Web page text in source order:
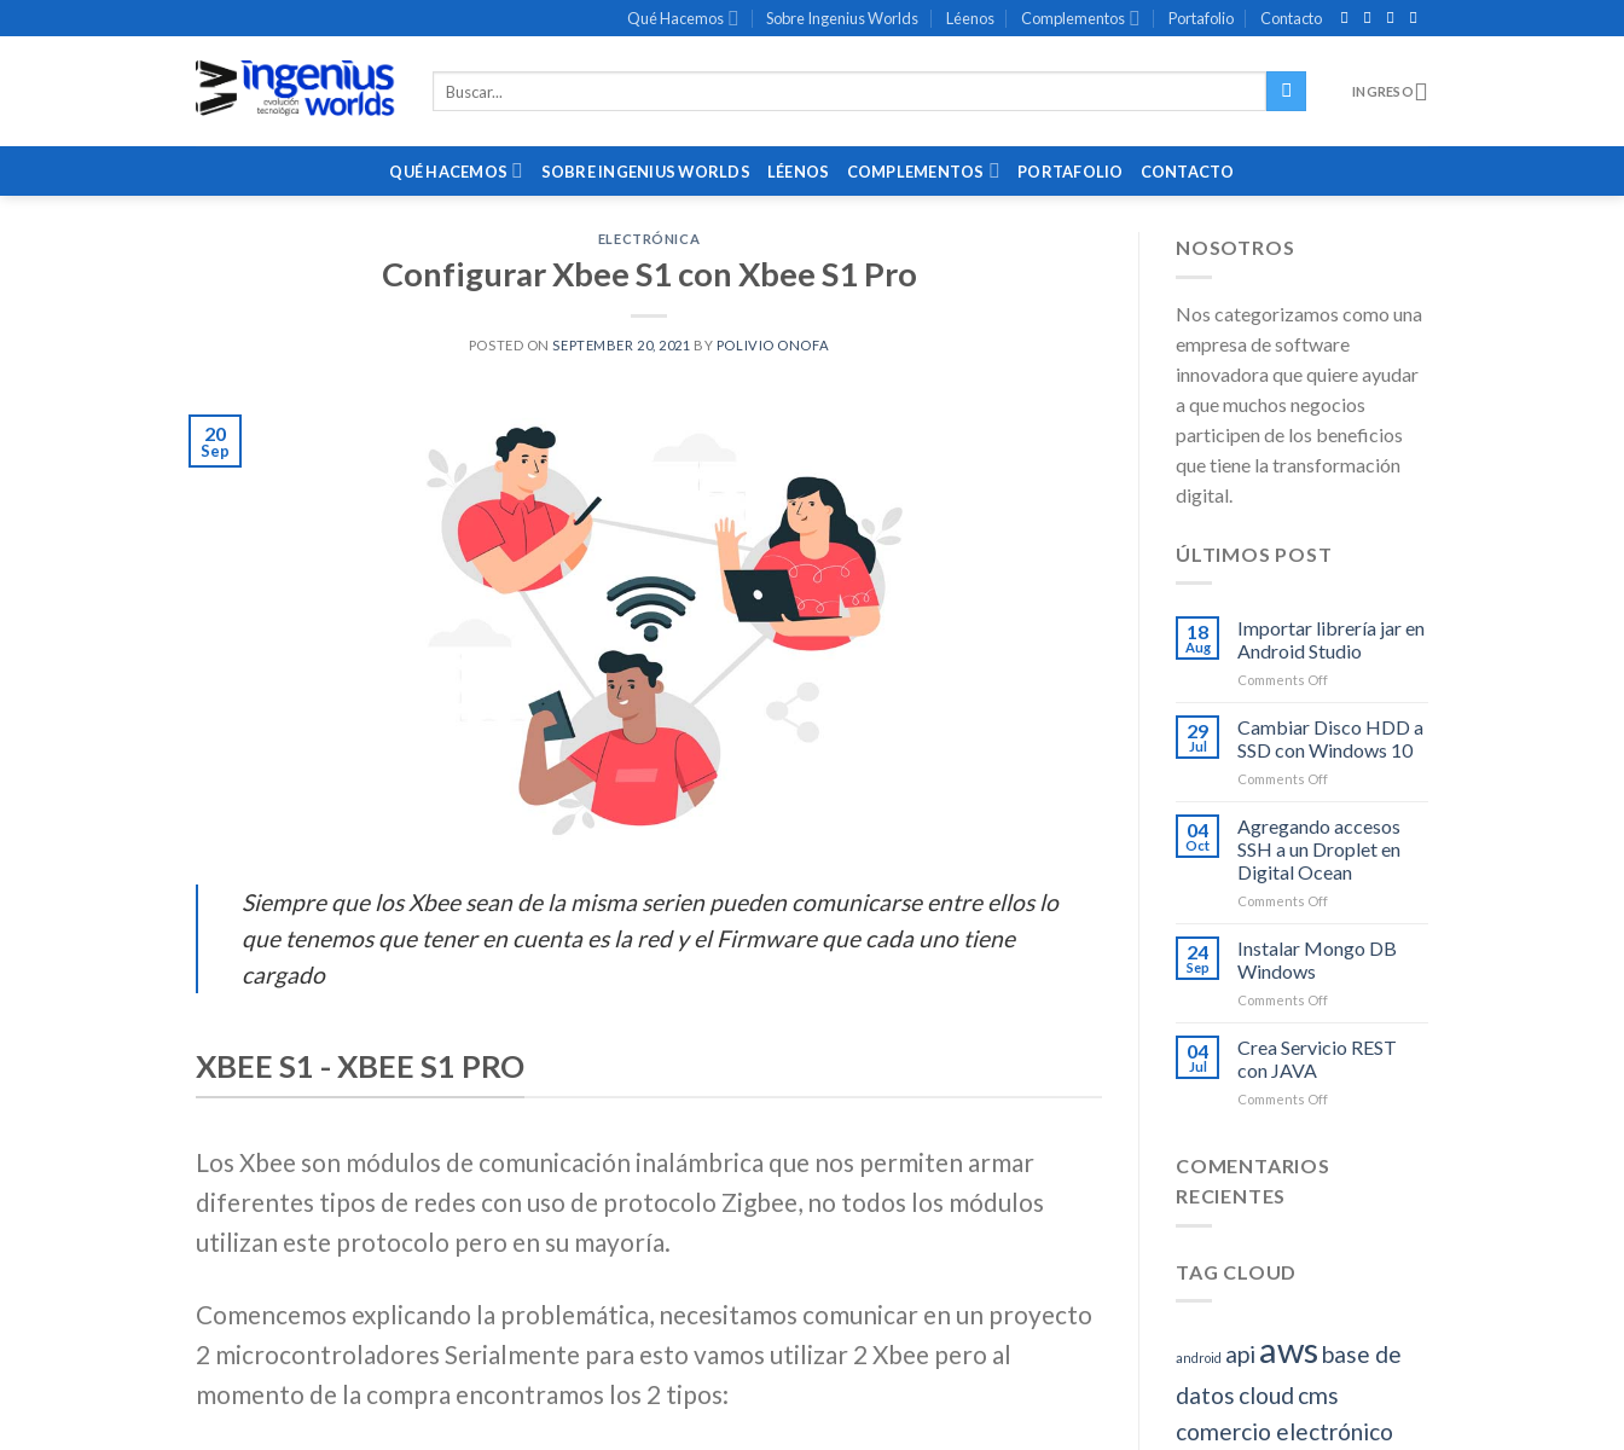
to
Qué Hacemos Sobre Ingenius Worlds Léenos Complementos Portafolio Contacto
INGRESO
QUÉ HACEMOS SOBRE INGENIUS WORLDS LÉENOS COMPLEMENTOS PORTAFOLIO CONTACTO
ELECTRÓNICA
Configurar Xbee S1 con Xbee S1 Pro
POSTED ON SEPTEMBER 20, 2021 BY POLIVIO ONOFA
20
Sep
Siempre que los Xbee sean de la misma serien pueden comunicarse entre ellos lo
que tenemos que tener en cuenta es la red y el Firmware que cada uno tiene
cargado
XBEE S1 - XBEE S1 PRO
Los Xbee son módulos de comunicación inalámbrica que nos permiten armar
diferentes tipos de redes con uso de protocolo Zigbee, no todos los módulos
utilizan este protocolo pero en su mayoría.
Comencemos explicando la problemática, necesitamos comunicar en un proyecto
2 microcontroladores Serialmente para esto vamos utilizar 2 Xbee pero al
momento de la compra encontramos los 2 tipos:
NOSOTROS
Nos categorizamos como una
empresa de software
innovadora que quiere ayudar
a que muchos negocios
participen de los beneficios
que tiene la transformación
digital.
ÚLTIMOS POST
18
Aug
Importar librería jar en
Android Studio
Comments Offon
librería
en
Android
29
Jul
Cambiar Disco HDD a
SSD con Windows 10
Comments Offon
a
SSD
con
04
Oct
Agregando accesos
SSH a un Droplet en
Digital Ocean
Comments Offon
accesos
SSH
un
en
24
Sep
Instalar Mongo DB
Windows
Comments Offon
Mongo
04
Jul
Crea Servicio REST
con JAVA
Comments Offon
REST
COMENTARIOS
RECIENTES
TAG CLOUD
android api aws base de
datos cloud cms
comercio electrónico